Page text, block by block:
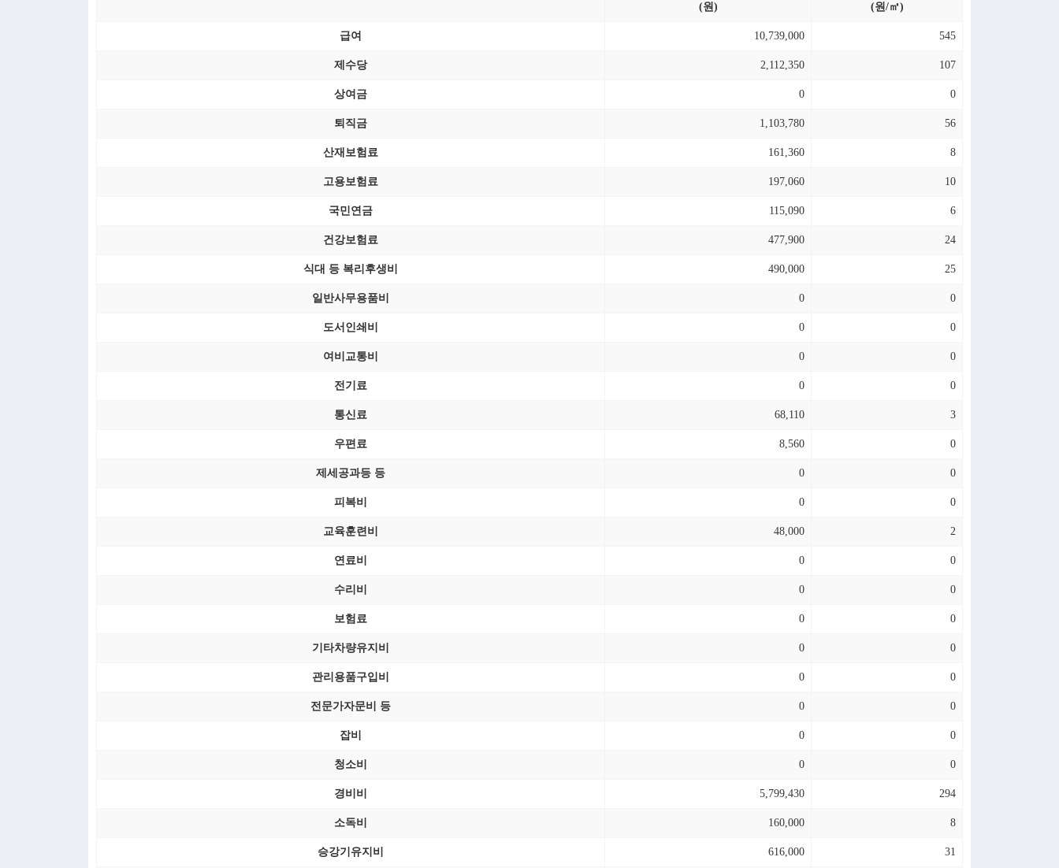
(원)
(원/㎡)
급여 10,739,000 545
제수당 2,112,350 107
상여금 0 0
퇴직금 1,103,780 56
산재보험료 161,360 8
고용보험료 197,060 10
국민연금 115,090 6
건강보험료 477,900 24
식대 등 복리후생비 490,000 25
일반사무용품비 0 0
도서인쇄비 0 0
여비교통비 0 0
전기료 0 0
통신료 68,110 3
우편료 8,560 0
제세공과등 등 0 0
피복비 0 0
교육훈련비 48,000 2
연료비 0 0
수리비 0 0
보험료 0 0
기타차량유지비 0 0
관리용품구입비 0 0
전문가자문비 등 0 0
잡비 0 0
청소비 0 0
경비비 5,799,430 294
소독비 160,000 8
승강기유지비 616,000 31